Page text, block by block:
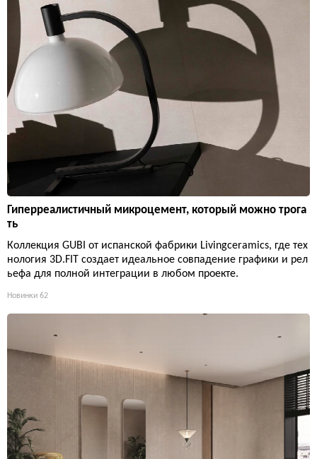
Гиперреалистичный микроцемент, который можно трога
ть
Коллекция GUBI от испанской фабрики Livingceramics, где тех
нология 3D.FIT создает идеальное совпадение графики и рел
ьефа для полной интеграции в любом проекте.
Новинки 62